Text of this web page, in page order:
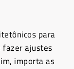
para
fazer ajustes
importa as